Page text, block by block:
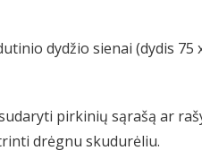
dydžio sienai (dydis 75
pirkinių sąrašą ar
drėgnu skudurėliu.